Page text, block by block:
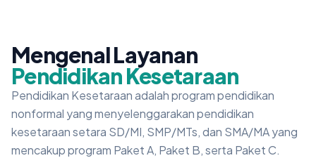
Mengenal Layanan
Pendidikan Kesetaraan
Pendidikan Kesetaraan adalah program pendidikan
nonformal yang menyelenggarakan pendidikan
kesetaraan setara SD/MI, SMP/MTs, dan SMA/MA yang
mencakup program Paket A, Paket B, serta Paket C.